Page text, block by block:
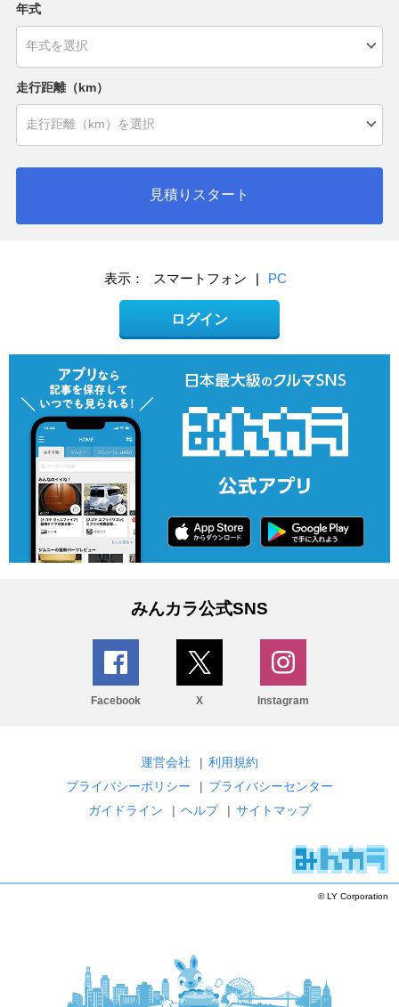
年式
走行距離（km）
見積りスタート
表示： スマートフォン | PC
ログイン
みんカラ公式SNS
Facebook X Instagram
運営会社 | 利用規約
プライバシーポリシー
| プライバシーセンター
ガイドライン
| ヘルプ | サイトマップ
© LY Corporation